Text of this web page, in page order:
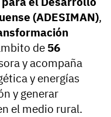
(ADESIMAN),
de 56
y acompaña
y energías
y generar
el medio rural.